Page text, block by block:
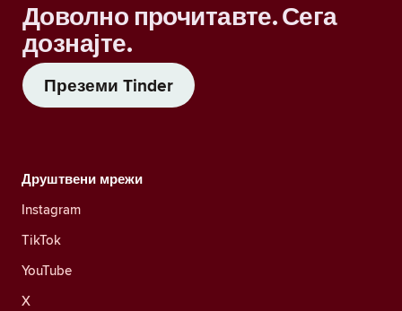
Доволно прочитавте. Сега
дознајте.
Преземи Tinder
Друштвени мрежи
Instagram
TikTok
YouTube
X